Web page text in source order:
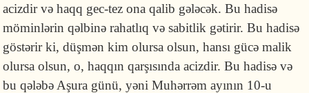
acizdir və haqq gec-tez ona qalib gələcək. Bu hadisə
möminlərin qəlbinə rahatlıq və sabitlik gətirir. Bu hadisə
göstərir ki, düşmən kim olursa olsun, hansı gücə malik
olursa olsun, o, haqqın qarşısında acizdir. Bu hadisə və
bu qələbə Aşura günü, yəni Muhərrəm ayının 10-u